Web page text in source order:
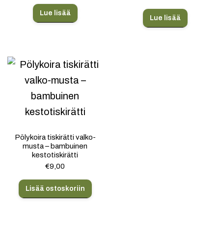
Lue lisää
Lue lisää
Pölykoira tiskirätti valko-
musta – bambuinen
kestotiskirätti
€9,00
Lisää ostoskoriin